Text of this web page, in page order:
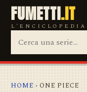
FUMETTI.IT
HOME › ONE PIECE